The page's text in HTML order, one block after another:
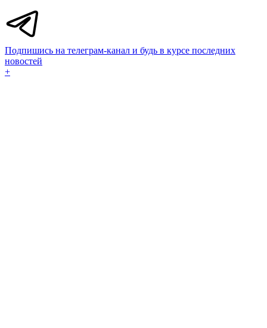
Подпишись на телеграм-канал и будь в курсе последних
новостей
+